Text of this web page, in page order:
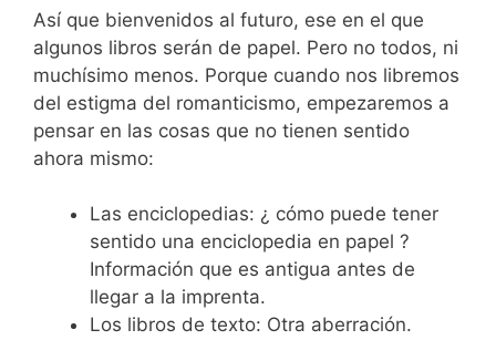
Así que bienvenidos al futuro, ese en el que
algunos libros serán de papel. Pero no todos, ni
muchísimo menos. Porque cuando nos libremos
del estigma del romanticismo, empezaremos a
pensar en las cosas que no tienen sentido
ahora mismo:
Las enciclopedias: ¿ cómo puede tener
sentido una enciclopedia en papel ?
Información que es antigua antes de
llegar a la imprenta.
Los libros de texto: Otra aberración.